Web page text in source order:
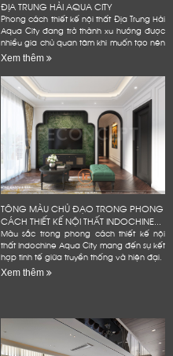
ĐỊA TRUNG HẢI AQUA CITY
Phong cách thiết kế nội thất Địa Trung Hải
Aqua City đang trở thành xu hướng được
nhiều gia chủ quan tâm khi muốn tạo nên
không gian sống đẳng cấp
Xem thêm
TÔNG MÀU CHỦ ĐẠO TRONG PHONG
CÁCH THIẾT KẾ NỘI THẤT INDOCHINE...
Màu sắc trong phong cách thiết kế nội
thất Indochine Aqua City mang đến sự kết
hợp tinh tế giữa truyền thống và hiện đại.
Xem thêm